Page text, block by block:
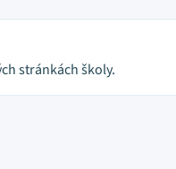
stránkách školy.